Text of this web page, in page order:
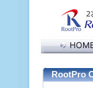
RootPro